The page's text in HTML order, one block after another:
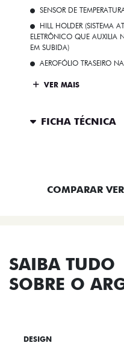
SENSOR DE
HILL HOLDER (SISTEMA
ELETRÔNICO QUE AUXILIA
EM SUBIDA)
AEROFÓLIO TRASEIRO
VER MAIS
FICHA TÉCNICA
COMPARAR
SAIBA TUDO
SOBRE O
DESIGN